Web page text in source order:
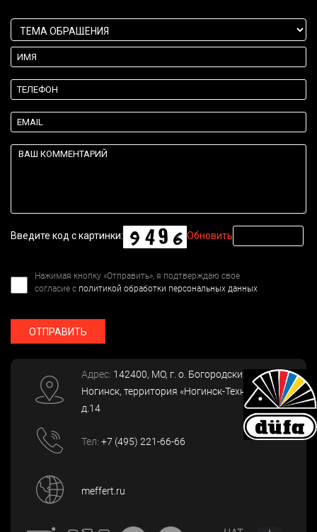
Введите код с картинки: Обновить
Нажимая кнопку «Отправить», я подтверждаю свое
согласие с политикой обработки персональных данных
ОТПРАВИТЬ
Адрес: 142400, МО, г. о. Богородский, г.
Ногинск, территория «Ногинск-Технопарк»,
д.14
Тел: +7 (495) 221-66-66
meffert.ru